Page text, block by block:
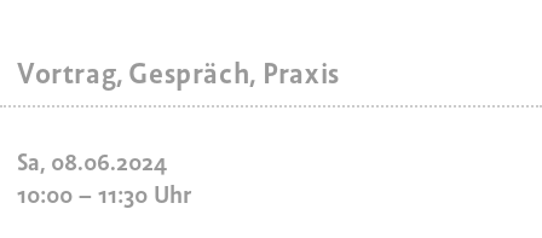
Vortrag, Gespräch, Praxis
Sa, 08.06.2024
10:00 – 11:30 Uhr